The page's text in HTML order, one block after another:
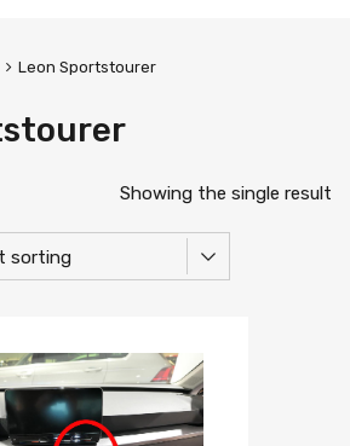
Leon Sportstourer
Showing the single result